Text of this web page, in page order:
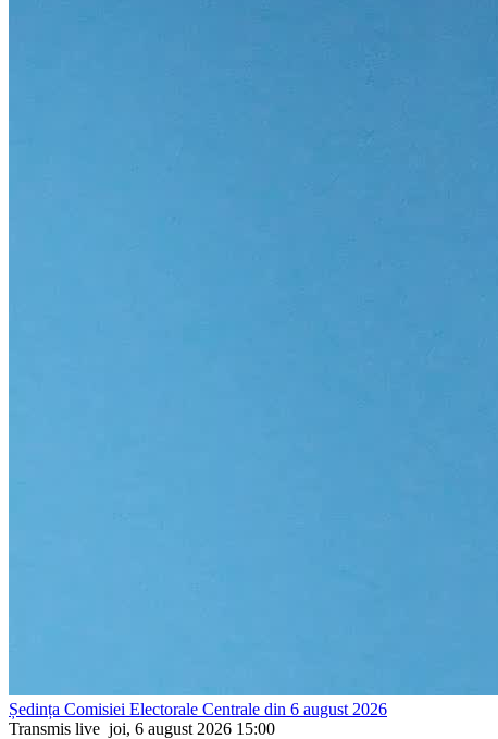
Ședința Comisiei Electorale Centrale din 6 august 2026
Transmis live joi, 6 august 2026 15:00